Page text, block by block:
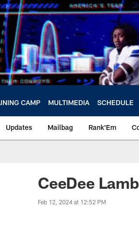
CAMP MULTIMEDIA SCHEDULE
Updates Mailbag Rank'Em
CeeDee
Feb 12, 2024 at 12:52 PM